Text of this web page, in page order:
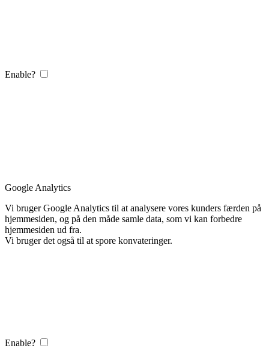
Enable?
Google Analytics
Vi bruger Google Analytics til at analysere vores kunders færden på
hjemmesiden, og på den måde samle data, som vi kan forbedre
hjemmesiden ud fra.
Vi bruger det også til at spore konvateringer.
Enable?